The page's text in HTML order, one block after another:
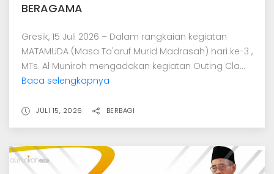
BERAGAMA
Gresik, 15 Juli 2026 – Dalam rangkaian kegiatan
MATAMUDA (Masa Ta'aruf Murid Madrasah) hari ke-3 ,
MTs. Al Muniroh mengadakan kegiatan Outing Cla...
Baca selengkapnya
JULI 15, 2026 BERBAGI